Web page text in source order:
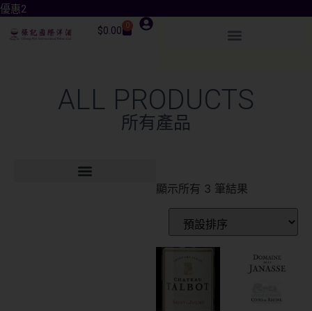
優惠2
$0.00 0
ALL PRODUCTS
所有產品
顯示所有 3 筆結果